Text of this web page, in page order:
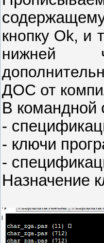
кнопку Ok, и
нижней
ДОС от
В командной
-
- ключи
-
Назначение